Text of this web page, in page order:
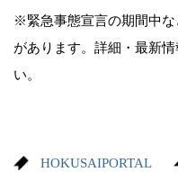
※緊急事態宣言の期間中
があります。詳細・最新
い。
HOKUSAIPORTAL